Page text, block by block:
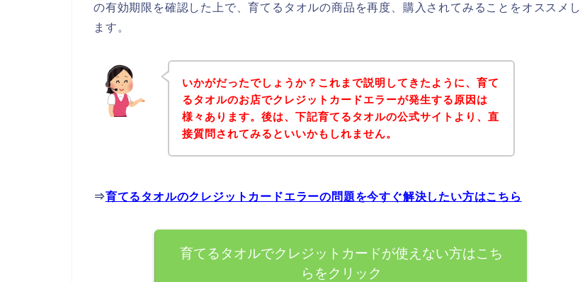
の有効期限を確認した上で、育てるタオルの商品を再度、購入されてみることをオススメし
ます。
いかがだったでしょうか？これまで説明してきたように、育て
るタオルのお店でクレジットカードエラーが発生する原因は
様々あります。後は、下記育てるタオルの公式サイトより、直
接質問されてみるといいかもしれません。
⇒育てるタオルのクレジットカードエラーの問題を今すぐ解決したい方はこちら
育てるタオルでクレジットカードが使えない方はこち
らをクリック